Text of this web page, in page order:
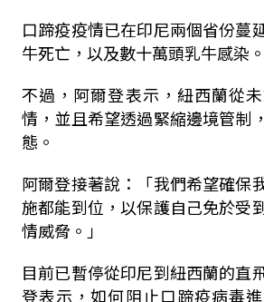
口蹄疫疫情已在印尼兩個省份蔓
牛死亡，以及數十萬頭乳牛感染。
不過，阿爾登表示，紐西蘭從
情，並且希望透過緊縮邊境管制
態。
阿爾登接著說：「我們希望確保
施都能到位，以保護自己免於受
情威脅。」
目前已暫停從印尼到紐西蘭的直
登表示，如何阻止口蹄疫病毒